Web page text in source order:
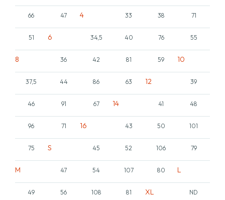
66 47 4 33 38 71
51 6 34,5 40 76 55
8 36 42 81 59 10
37,5 44 86 63 12 39
46 91 67 14 41 48
96 71 16 43 50 101
75 S 45 52 106 79
M 47 54 107 80 L
49 56 108 81 XL ND